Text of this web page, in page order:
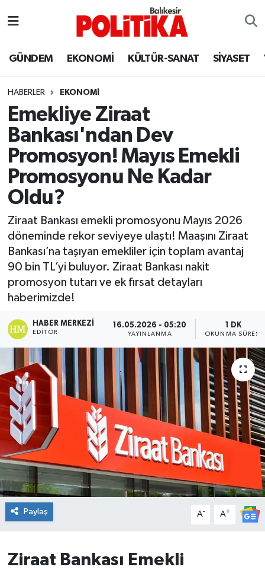
GÜNDEM EKONOMİ KÜLTÜR-SANAT SİYASET
HABERLER EKONOMİ
Emekliye Ziraat
Bankası'ndan Dev
Promosyon! Mayıs Emekli
Promosyonu Ne Kadar
Oldu?
Ziraat Bankası emekli promosyonu Mayıs 2026
döneminde rekor seviyeye ulaştı! Maaşını Ziraat
Bankası’na taşıyan emekliler için toplam avantaj
90 bin TL’yi buluyor. Ziraat Bankası nakit
promosyon tutarı ve ek fırsat detayları
haberimizde!
HABER MERKEZI
EDITÖR
16.05.2026 - 05:20
YAYINLANMA
1 DK
OKUNMA SÜRESI
Paylaş A- A+
Ziraat Bankası Emekli
Ayvalık
Balya
Bandırma
Bigadiç
BİYOGRAFİLER
Burhaniye
ÇEVRE
DÜNYA
Edremit
EĞİTİM
EKONOMİ
Erdek
Gömeç
Gönen
İvrindi
Balıkesir Hava Durumu
Balıkesir Namaz Vakitleri
Balıkesir Trafik Yoğunluk Haritası
Süper Lig Puan Durumu ve Fikstür
Tüm Manşetler
Son Dakika Haberleri
Haber Arşivi